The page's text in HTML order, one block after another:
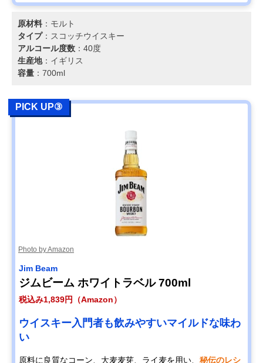
原材料 ：モルト
タイプ：スコッチウイスキー
アルコール度数 ：40度
生産地：イギリス
容量 ：700ml
PICK UP③
Photo by Amazon
Jim Beam
ジムビーム ホワイトラベル 700ml
税込み1,839円（Amazon）
ウイスキー入門者も飲みやすいマイルドな味わ
い
原料に良質なコーン、大麦麦芽、ライ麦を用い、 秘伝のレシ